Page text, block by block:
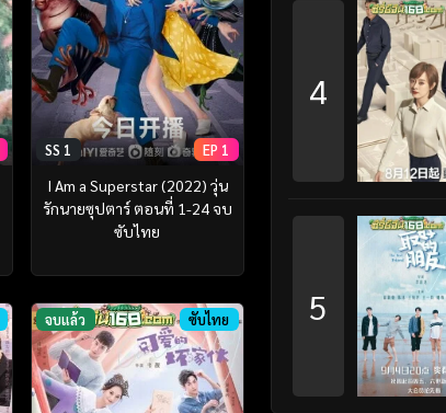
SS 1 EP 1
I Am a Superstar (2022) วุ่น
รักนายซุปตาร์ ตอนที่ 1-24 จบ
ซับไทย
จบแล้ว ซับไทย
4
5